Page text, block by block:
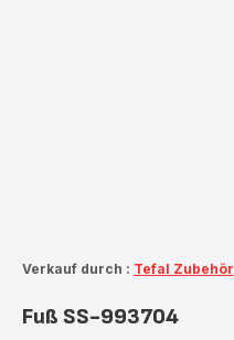
Verkauf durch : Tefal Zubehör
Fuß SS-993704